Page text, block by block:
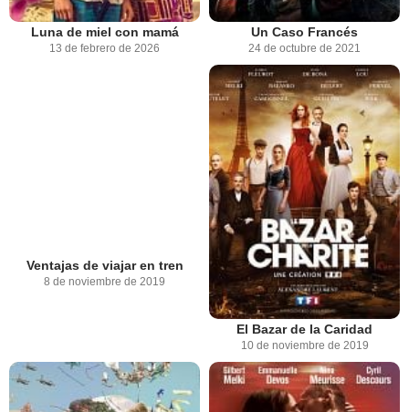
Luna de miel con mamá
13 de febrero de 2026
Un Caso Francés
24 de octubre de 2021
Ventajas de viajar en tren
8 de noviembre de 2019
El Bazar de la Caridad
10 de noviembre de 2019